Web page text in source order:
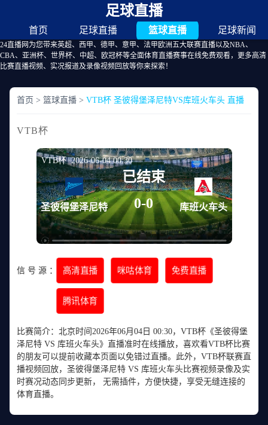
足球直播
首页 足球直播 篮球直播 足球新闻
24直播网为您带来英超、西甲、德甲、意甲、法甲欧洲五大联赛直播以及NBA、
CBA、亚洲杯、世界杯、中超、欧冠杯等全面体育直播赛事在线免费观看，更多高清
比赛直播视频、实况报道及录像视频回放等你来探索！
首页 > 篮球直播 > VTB杯 圣彼得堡泽尼特VS库班火车头 直播
VTB杯
VTB杯 2026-06-04 00:30
圣彼得堡泽尼特
已结束
0-0
库班火车头
信 号 源 ： 高清直播 咪咕体育 免费直播
腾讯体育
比赛简介：北京时间2026年06月04日 00:30，VTB杯《圣彼得堡
泽尼特 VS 库班火车头》直播准时在线播放，喜欢看VTB杯比赛
的朋友可以提前收藏本页面以免错过直播。此外，VTB杯联赛直
播视频回放，圣彼得堡泽尼特 VS 库班火车头比赛视频录像及实
时赛况动态同步更新， 无需插件，方便快捷，享受无缝连接的
体育直播。